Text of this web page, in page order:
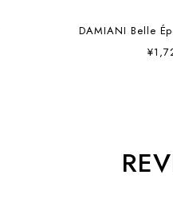
DAMIANI Belle